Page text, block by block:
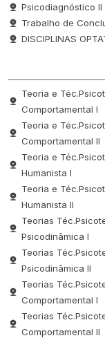
Psicodiagnóstico II
Trabalho de
DISCIPLINAS
Teoria e
Comportamental I
Teoria e
Comportamental II
Teoria e
Humanista I
Teoria e
Humanista II
Teorias
Psicodinâmica I
Teorias
Psicodinâmica II
Teorias
Comportamental I
Teorias
Comportamental II